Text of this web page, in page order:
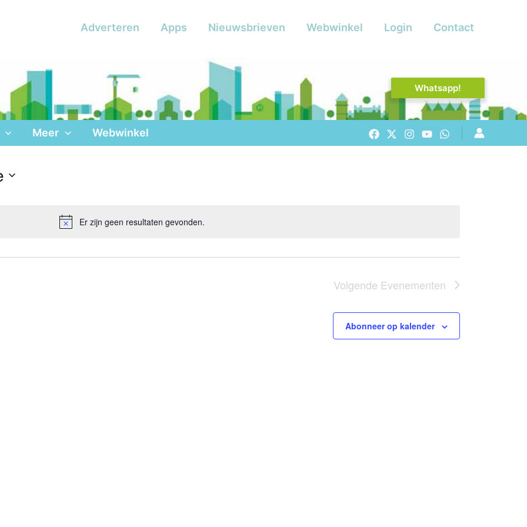
Adverteren Apps Nieuwsbrieven Webwinkel Login Contact
Whatsapp!
Meer Webwinkel
Bericht
Er zijn geen resultaten gevonden.
Volgende Evenementen
Abonneer op kalender